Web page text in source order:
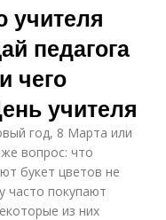
учителя
педагога
чего
учителя
год, 8 Марта или
вопрос: что
букет цветов не
часто покупают
из них